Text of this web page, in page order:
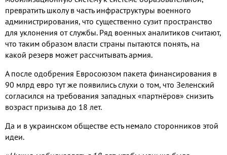
превратить школу в часть инфраструктуры военного
администрирования, что существенно сузит пространство
для уклонения от службы. Ряд военных аналитиков считают,
что таким образом власти страны пытаются понять, на
какой резерв может рассчитывать армия.
А после одобрения Евросоюзом пакета финансирования в
90 млрд евро тут же появились слухи о том, что Зеленский
согласился на требования западных «партнёров» снизить
возраст призыва до 18 лет.
Да и в украинском обществе есть немало сторонников этой
идеи.